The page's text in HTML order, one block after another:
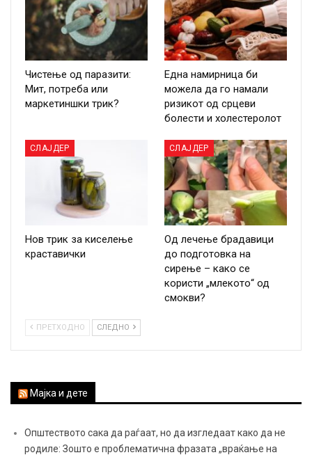
Чистење од паразити:
Мит, потреба или
маркетиншки трик?
Една намирница би
можела да го намали
ризикот од срцеви
болести и холестеролот
СЛАЈДЕР
Нов трик за киселење
краставички
СЛАЈДЕР
Од лечење брадавици
до подготовка на
сирење – како се
користи „млекото“ од
смокви?
ПРЕТХОДНО СЛЕДНО
Мајка и дете
Општеството сака да раѓаат, но да изгледаат како да не
родиле: Зошто е проблематична фразата „враќање на